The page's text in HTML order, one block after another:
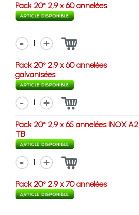
Pack 20° 2,9 x 60 annelées
1
Pack 20° 2,9 x 60 annelées
galvanisées
1
Pack 20° 2,9 x 65 annelées INOX A2
TB
1
Pack 20° 2,9 x 70 annelées